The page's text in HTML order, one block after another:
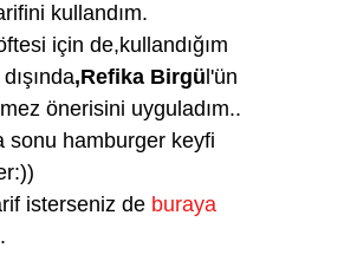
kullandım.
için de,kullandığım
,Refika Birgü l'ün
önerisini uyguladım..
sonu hamburger keyfi
isterseniz de buraya